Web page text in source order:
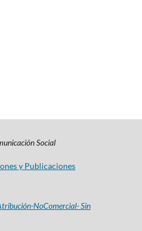
Social
y Publicaciones
NoComercial- Sin